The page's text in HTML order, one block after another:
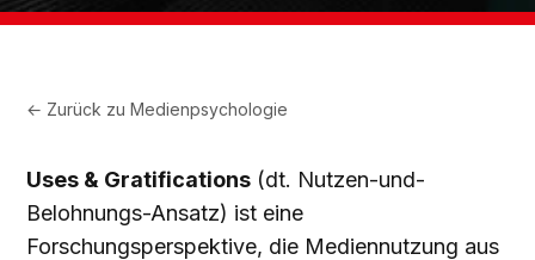
← Zurück zuMedienpsychologie
Uses & Gratifications (dt. Nutzen-und-
Belohnungs-Ansatz) ist eine
Forschungsperspektive, die Mediennutzung aus